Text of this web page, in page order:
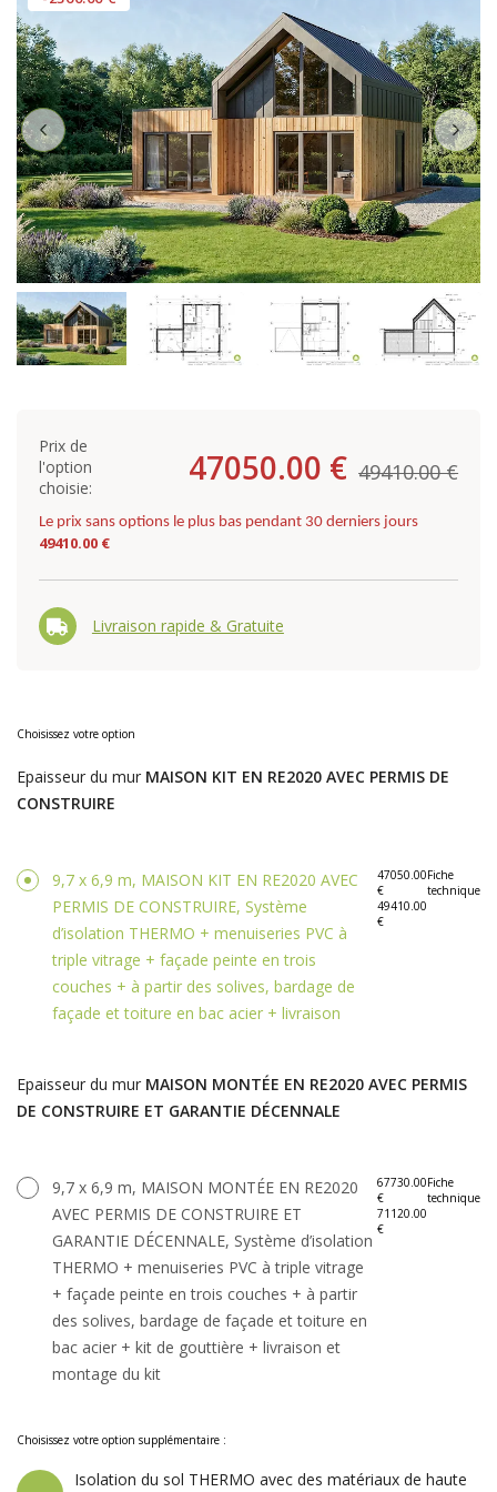
Prix de
l'option
choisie:
47050.00 € 49410.00 €
Le prix sans options le plus bas pendant 30 derniers jours
49410.00 €
Livraison rapide & Gratuite
Choisissez votre option
Epaisseur du mur MAISON KIT EN RE2020 AVEC PERMIS DE
CONSTRUIRE
9,7 x 6,9 m, MAISON KIT EN RE2020 AVEC
PERMIS DE CONSTRUIRE, Système
d’isolation THERMO + menuiseries PVC à
triple vitrage + façade peinte en trois
couches + à partir des solives, bardage de
façade et toiture en bac acier + livraison
47050.00
€
49410.00
€
Fiche
technique
Epaisseur du mur MAISON MONTÉE EN RE2020 AVEC PERMIS
DE CONSTRUIRE ET GARANTIE DÉCENNALE
9,7 x 6,9 m, MAISON MONTÉE EN RE2020
AVEC PERMIS DE CONSTRUIRE ET
GARANTIE DÉCENNALE, Système d’isolation
THERMO + menuiseries PVC à triple vitrage
+ façade peinte en trois couches + à partir
des solives, bardage de façade et toiture en
bac acier + kit de gouttière + livraison et
montage du kit
67730.00
€
71120.00
€
Fiche
technique
Choisissez votre option supplémentaire :
Isolation du sol THERMO avec des matériaux de haute